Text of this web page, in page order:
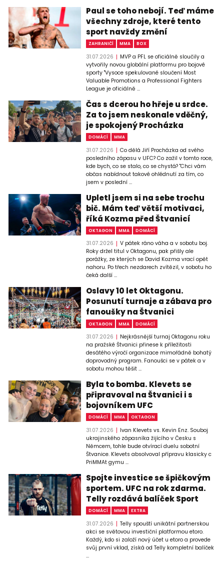
Paul se toho nebojí. Teď máme
všechny zdroje, které tento
sport navždy změní
ZAHRANIČÍ MMA BOX
31.07.2026
MVP a PFL se oficiálně sloučily a
vytvořily novou globální platformu pro bojové
sporty "Vysoce spekulované sloučení Most
Valuable Promotions a Professional Fighters
League je oficiálně ...
Čas s dcerou ho hřeje u srdce.
Za to jsem neskonale vděčný,
je spokojený Procházka
DOMÁCÍ MMA
31.07.2026
Co dělá Jiří Procházka od svého
posledního zápasu v UFC? Co zažil v tomto roce,
kde bych, co se stalo, co se chystá? "Chci vám
občas nabídnout takové ohlédnutí za tím, co
jsem v poslední ...
Upletl jsem si na sebe trochu
bič. Mám teď větší motivaci,
říká Kozma před Štvanicí
OKTAGON MMA DOMÁCÍ
31.07.2026
V pátek ráno váha a v sobotu boj.
Roky držel titul v Oktagonu, pak přišly ale
porážky, ze kterých se David Kozma vrací opět
nahoru. Po třech nezdarech zvítězil, v sobotu ho
čeká další ...
Oslavy 10 let Oktagonu.
Posunutí turnaje a zábava pro
fanoušky na Štvanici
OKTAGON MMA DOMÁCÍ
31.07.2026
Nejkrásnější turnaj Oktagonu roku
na pražské Štvanici přinese k příležitosti
desátého výročí organizace mimořádně bohatý
doprovodný program. Fanoušci se v pátek a v
sobotu mohou těšit ...
Byla to bomba. Klevets se
připravoval na Štvanici i s
bojovníkem UFC
DOMÁCÍ MMA OKTAGON
31.07.2026
Ivan Klevets vs. Kevin Enz. Souboj
ukrajinského zápasníka žijícího v Česku s
Němcem, tohle bude otvírací duelu sobotní
Štvanice. Klevets absolvoval přípravu klasicky c
PriMMAt gymu ...
Spojte investice se špičkovým
sportem. UFC na rok zdarma.
Telly rozdává balíček Sport
DOMÁCÍ MMA EXTRA
31.07.2026
Telly spouští unikátní partnerskou
akci se světovou investiční platformou etoro.
Každý, kdo si založí nový účet u etoro a provede
svůj první vklad, získá od Telly kompletní balíček
...